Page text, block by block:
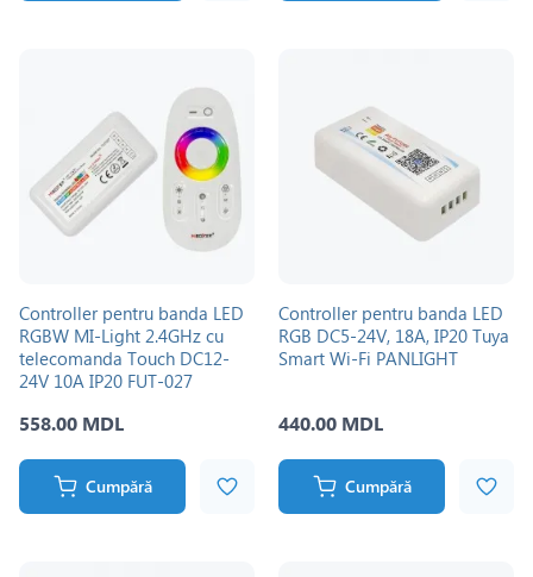
Controller pentru banda LED
RGBW MI-Light 2.4GHz cu
telecomanda Touch DC12-
24V 10A IP20 FUT-027
558.00 MDL
Cumpără
Controller pentru banda LED
RGB DC5-24V, 18A, IP20 Tuya
Smart Wi-Fi PANLIGHT
440.00 MDL
Cumpără